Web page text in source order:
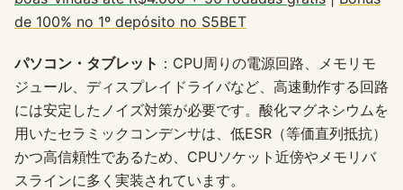
de 100% no 1º depósito no S5BET
パソコン・タブレット ：CPU周りの電源回路、メモリモ
ジュール、ディスプレイドライバなど、高速動作する回路
には安定したノイズ対策が必要です。酸化マグネシウムを
用いたセラミックコンデンサは、低ESR（等価直列抵抗）
かつ高信頼性であるため、CPUソケット近傍やメモリバ
スラインに多く実装されています。